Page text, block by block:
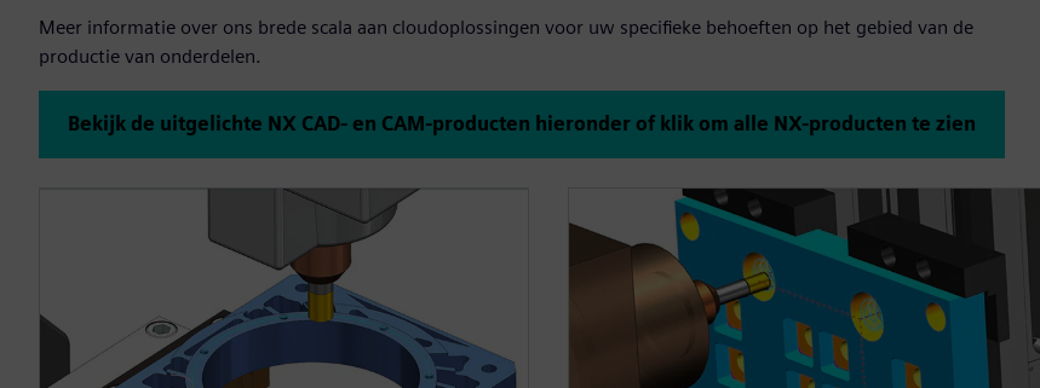
Meer informatie over ons brede scala aan cloudoplossingen voor uw specifieke behoeften op het gebied van de
productie van onderdelen.
Bekijk de uitgelichte NX CAD- en CAM-producten hieronder of klik om alle NX-producten te zien